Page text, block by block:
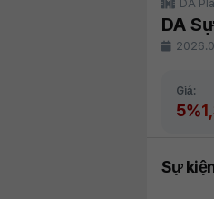
DA
DA
Giá:
5%
Sự